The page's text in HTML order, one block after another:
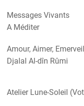
Messages Vivants
A Méditer
Amour, Aimer,
Djalal Al-dîn Rûmi
Atelier Lune-Soleil